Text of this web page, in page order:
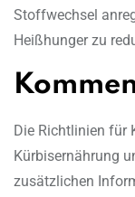
Stoffwechsel
Heißhunger zu
Die Richtlinien für
Kürbisernährung
zusätzlichen